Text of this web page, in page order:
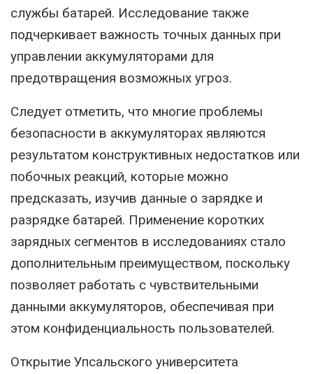
службы батарей. Исследование также
подчеркивает важность точных данных при
управлении аккумуляторами для
предотвращения возможных угроз.
Следует отметить, что многие проблемы
безопасности в аккумуляторах являются
результатом конструктивных недостатков или
побочных реакций, которые можно
предсказать, изучив данные о зарядке и
разрядке батарей. Применение коротких
зарядных сегментов в исследованиях стало
дополнительным преимуществом, поскольку
позволяет работать с чувствительными
данными аккумуляторов, обеспечивая при
этом конфиденциальность пользователей.
Открытие Упсальского университета